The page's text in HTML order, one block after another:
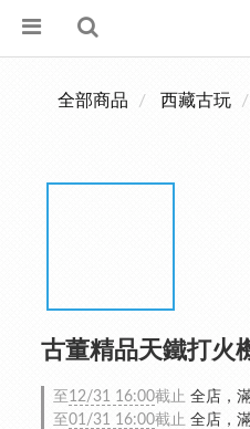
全部商品 西藏古玩
古董精品天鐵打火
至 12/31 16:00截止 全店，
至01/31 16:00截止 全店，